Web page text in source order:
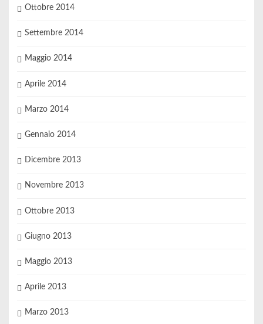
Ottobre 2014
Settembre 2014
Maggio 2014
Aprile 2014
Marzo 2014
Gennaio 2014
Dicembre 2013
Novembre 2013
Ottobre 2013
Giugno 2013
Maggio 2013
Aprile 2013
Marzo 2013